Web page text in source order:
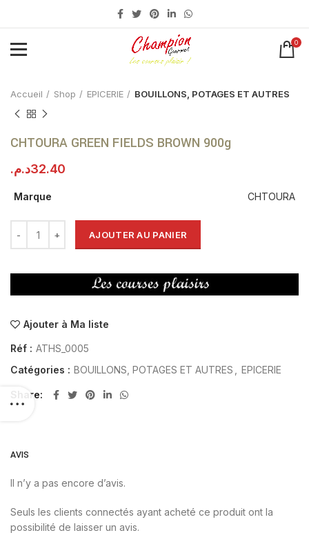
0
Accueil Shop EPICERIE BOUILLONS, POTAGES ET AUTRES
CHTOURA GREEN FIELDS BROWN 900g
32.40د.م.
Marque CHTOURA
AJOUTER AU PANIER
Ajouter à Ma liste
Réf : ATHS_0005
Catégories : BOUILLONS, POTAGES ET AUTRES EPICERIE
Share
AVIS
Il n’y a pas encore d’avis.
Seuls les clients connectés ayant acheté ce produit ont la
possibilité de laisser un avis.